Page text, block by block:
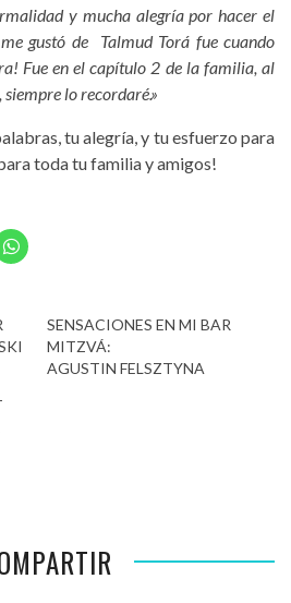
y mucha alegría por hacer el
gustó de Talmud Torá fue cuando
Fue en el capítulo 2 de la familia, al
lo recordaré.»
tu alegría, y tu esfuerzo para
toda tu familia y amigos!
SENSACIONES EN MI BAR
MITZVÁ:
AGUSTIN FELSZTYNA